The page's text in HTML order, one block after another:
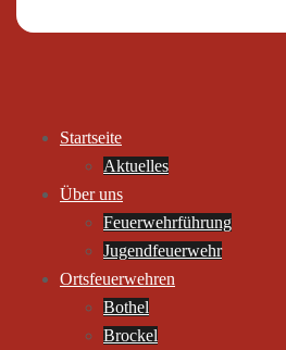
Startseite
Aktuelles
Über uns
Feuerwehrführung
Jugendfeuerwehr
Ortsfeuerwehren
Bothel
Brockel